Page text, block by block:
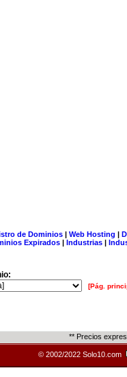
de Dominios| Web Hosting |
Expirados | Industrias |
[Pág.
** Precios
© 2002/2022 Solo10.com